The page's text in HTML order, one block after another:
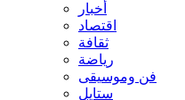
أخبار
اقتصاد
ثقافة
رياضة
فن وموسيقى
ستايل